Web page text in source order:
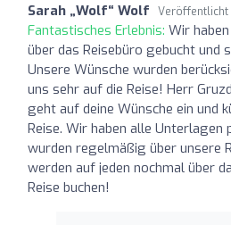
Sarah „Wolf“ Wolf Veröffentlicht
Fantastisches Erlebnis: Wir
über das Reisebüro gebucht und
Unsere Wünsche wurden
uns sehr auf die Reise! Herr
geht auf deine Wünsche ein und
Reise. Wir haben alle Unterlagen
wurden regelmäßig über unsere
werden auf jeden nochmal über
Reise buchen!